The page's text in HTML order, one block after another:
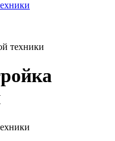
техники